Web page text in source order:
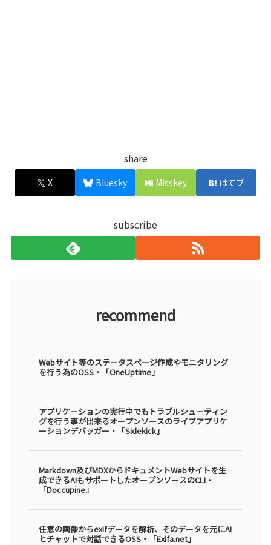
share
X Bluesky Misskey はてブ
subscribe
recommend
Webサイト等のステータスページ作成やモニタリング
を行う為のOSS・「OneUptime」
アプリケーションの実行中でもトラブルシューティン
グを行う事が出来るオープンソースのライブアプリケ
ーションデバッガー・「Sidekick」
Markdown及びMDXからドキュメントWebサイトを生
成できるAIもサポートしたオープンソースのCLI・
「Doccupine」
任意の画像からexifデータを解析、そのデータを元にAI
とチャットで対話できるOSS・「Exifa.net」